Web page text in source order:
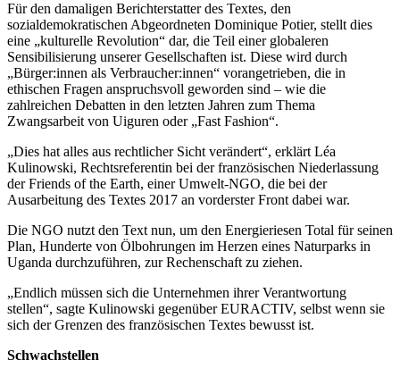
Für den damaligen Berichterstatter des Textes, den
sozialdemokratischen Abgeordneten Dominique Potier, stellt dies
eine „kulturelle Revolution“ dar, die Teil einer globaleren
Sensibilisierung unserer Gesellschaften ist. Diese wird durch
„Bürger:innen als Verbraucher:innen“ vorangetrieben, die in
ethischen Fragen anspruchsvoll geworden sind – wie die
zahlreichen Debatten in den letzten Jahren zum Thema
Zwangsarbeit von Uiguren oder „Fast Fashion“.
„Dies hat alles aus rechtlicher Sicht verändert“, erklärt Léa
Kulinowski, Rechtsreferentin bei der französischen Niederlassung
der Friends of the Earth, einer Umwelt-NGO, die bei der
Ausarbeitung des Textes 2017 an vorderster Front dabei war.
Die NGO nutzt den Text nun, um den Energieriesen Total für seinen
Plan, Hunderte von Ölbohrungen im Herzen eines Naturparks in
Uganda durchzuführen, zur Rechenschaft zu ziehen.
„Endlich müssen sich die Unternehmen ihrer Verantwortung
stellen“, sagte Kulinowski gegenüber EURACTIV, selbst wenn sie
sich der Grenzen des französischen Textes bewusst ist.
Schwachstellen